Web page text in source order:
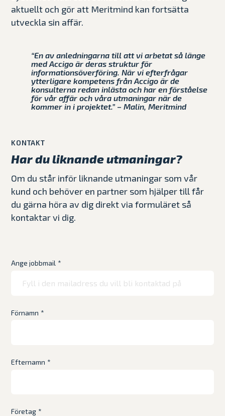
aktuellt och gör att Meritmind kan fortsätta
utveckla sin affär.
“En av anledningarna till att vi arbetat så länge
med Accigo är deras struktur för
informationsöverföring. När vi efterfrågar
ytterligare kompetens från Accigo är de
konsulterna redan inlästa och har en förståelse
för vår affär och våra utmaningar när de
kommer in i projektet.” – Malin, Meritmind
KONTAKT
Har du liknande utmaningar?
Om du står inför liknande utmaningar som vår
kund och behöver en partner som hjälper till får
du gärna höra av dig direkt via formuläret så
kontaktar vi dig.
Ange jobbmail *
Förnamn *
Efternamn *
Företag *